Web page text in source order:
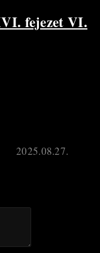
fejezet VI.
2025.08.27.